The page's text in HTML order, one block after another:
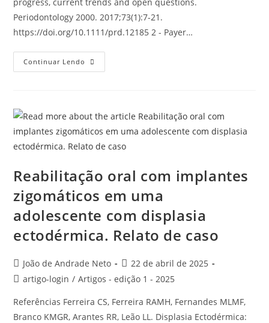
Periodontology 2000. 2017;73(1):7-21.
https://doi.org/10.1111/prd.12185 2 - Payer…
Continuar Lendo
Reabilitação oral com implantes
zigomáticos em uma
adolescente com displasia
ectodérmica. Relato de caso
João de Andrade Neto
22 de abril de 2025
artigo-login / Artigos - edição 1 - 2025
Referências Ferreira CS, Ferreira RAMH, Fernandes MLMF,
Branco KMGR, Arantes RR, Leão LL. Displasia Ectodérmica: